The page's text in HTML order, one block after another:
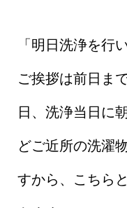
「明日洗浄を行
ご挨拶は前日ま
日、洗浄当日に
どご近所の洗濯
すから、こちら